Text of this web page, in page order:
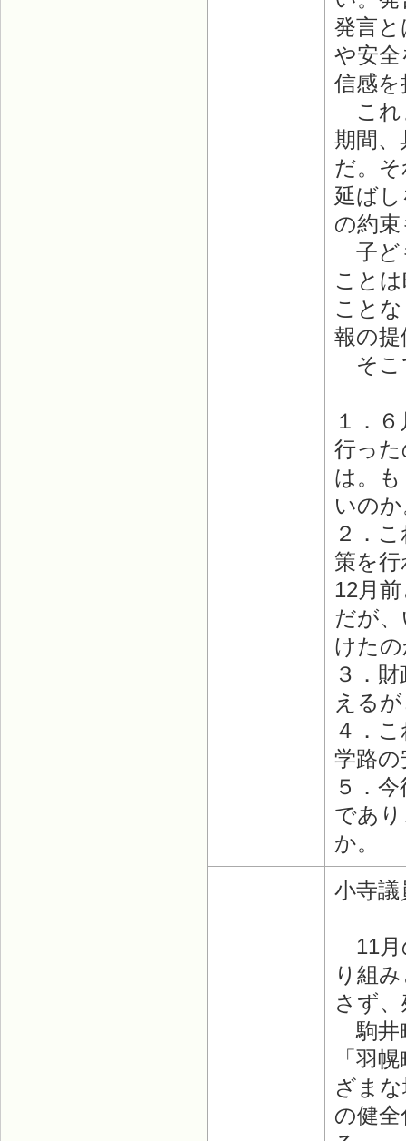
発言
や安
信感
これ
期間
だ。
延ば
の約
子ど
こと
こと
報の
そこ
１．
行っ
は。
いの
２．
策を
12月
だが
けた
３．
える
４．
学路
５．
であ
か。
小寺
11月
り組
さず
駒井
「羽
ざま
の健